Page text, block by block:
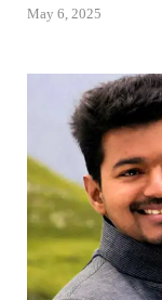
May 6, 2025